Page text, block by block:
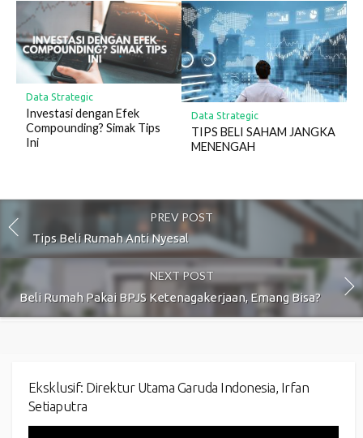
Data Strategic
Investasi dengan Efek
Compounding? Simak Tips
Ini
Data Strategic
TIPS BELI SAHAM JANGKA
MENENGAH
PREV POST
Tips Beli Rumah Anti Nyesal
NEXT POST
Beli Rumah Pakai BPJS Ketenagakerjaan, Emang Bisa?
Eksklusif: Direktur Utama Garuda Indonesia, Irfan
Setiaputra